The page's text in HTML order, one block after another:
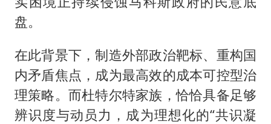
盘。
在此背景下，制造外部政治靶标、重构国
内矛盾焦点，成为最高效的成本可控型治
理策略。而杜特尔特家族，恰恰具备足够
辨识度与动员力，成为理想化的“共识凝